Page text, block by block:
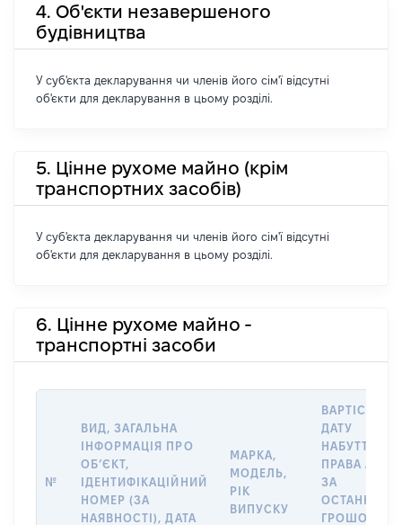
4. Об'єкти незавершеного
будівництва
У суб'єкта декларування чи членів його сім'ї відсутні
об'єкти для декларування в цьому розділі.
5. Цінне рухоме майно (крім
транспортних засобів)
У суб'єкта декларування чи членів його сім'ї відсутні
об'єкти для декларування в цьому розділі.
6. Цінне рухоме майно -
транспортні засоби
№
ВИД, ЗАГАЛЬНА
ІНФОРМАЦІЯ ПРО
ОБʼЄКТ,
ІДЕНТИФІКАЦІЙНИЙ
НОМЕР (ЗА
НАЯВНОСТІ), ДАТА
МАРКА,
МОДЕЛЬ,
РІК
ВИПУСКУ
ВАРТІСТЬ НА
ДАТУ
НАБУТТЯ
ПРАВА АБО
ЗА
ГРОШОВОЮ